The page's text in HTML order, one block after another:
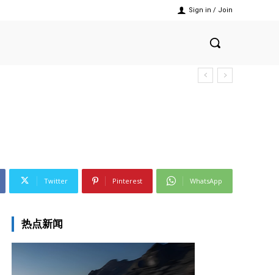
Sign in / Join
Twitter Pinterest WhatsApp
热点新闻